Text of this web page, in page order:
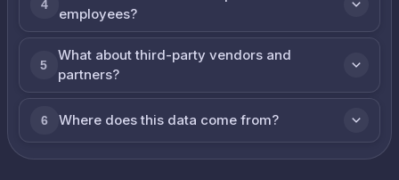
4
employees?
5
What about third-party vendors and
partners?
6 Where does this data come from?